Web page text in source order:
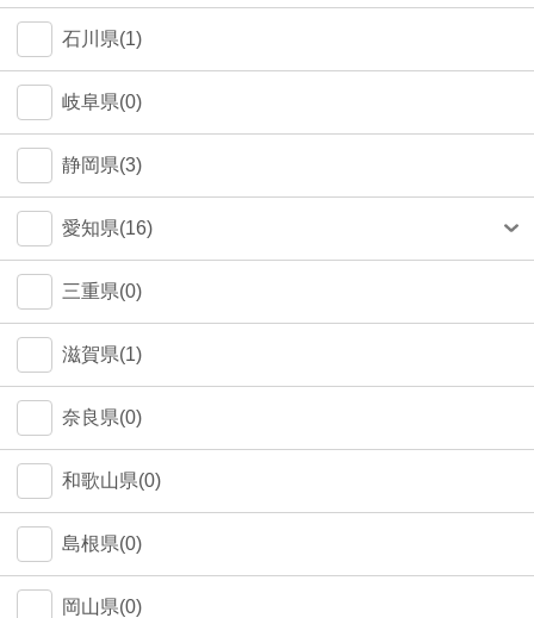
荒川区(0)
北区(0)
中野区(0)
江東区(0)
石川県(1)
岐阜県(0)
静岡県(3)
愛知県(16)
名古屋市(14)
三重県(0)
滋賀県(1)
奈良県(0)
和歌山県(0)
島根県(0)
岡山県(0)